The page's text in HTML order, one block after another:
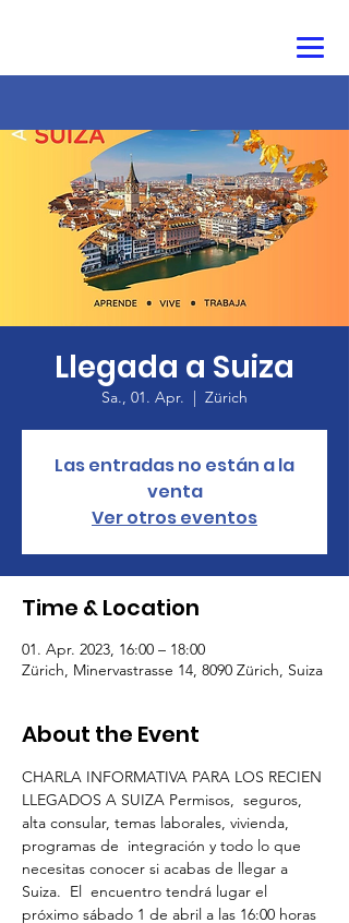
Llegada a Suiza
Sa., 01. Apr.
  |
Zürich
Las entradas no están a la
venta
Ver otros eventos
Time & Location
01. Apr. 2023, 16:00 – 18:00
Zürich, Minervastrasse 14, 8090 Zürich, Suiza
About the Event
CHARLA INFORMATIVA PARA LOS RECIEN
LLEGADOS A SUIZA Permisos,  seguros,
alta consular, temas laborales, vivienda,
programas de  integración y todo lo que
necesitas conocer si acabas de llegar a
Suiza.  El  encuentro tendrá lugar el
próximo sábado 1 de abril a las 16:00 horas